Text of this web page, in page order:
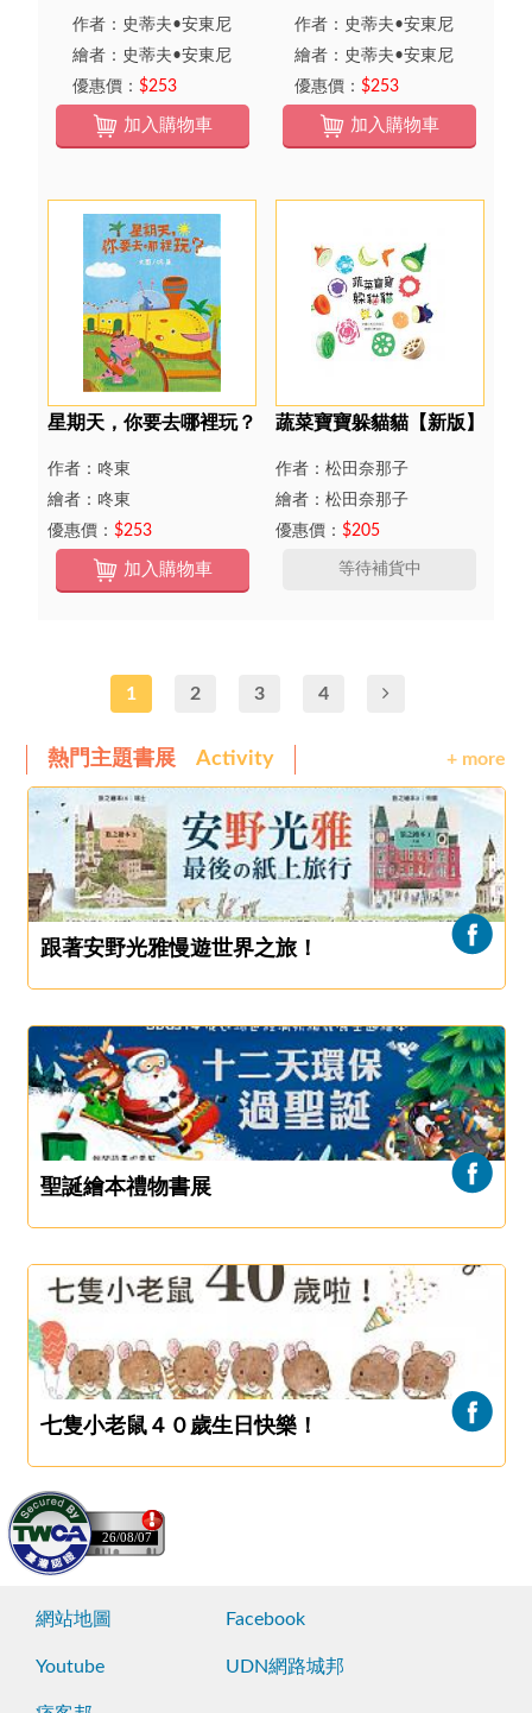
作者：史蒂夫•安東尼
繪者：史蒂夫•安東尼
優惠價：$253
加入購物車
作者：史蒂夫•安東尼
繪者：史蒂夫•安東尼
優惠價： $253
加入購物車
星期天，你要去哪裡玩？
作者：咚東
繪者：咚東
優惠價：$253
加入購物車
蔬菜寶寶躲貓貓【新版】
作者：松田奈那子
繪者：松田奈那子
優惠價： $205
等待補貨中
1 2 3 4
熱門主題書展 Activity + more
跟著安野光雅慢遊世界之旅！
聖誕繪本禮物書展
七隻小老鼠４０歲生日快樂！
26/08/07
網站地圖 Facebook
Youtube UDN網路城邦